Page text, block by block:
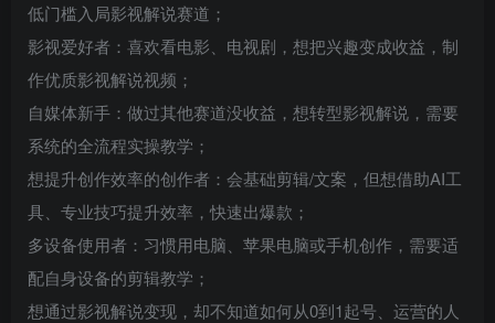
低门槛入局影视解说赛道；
影视爱好者：喜欢看电影、电视剧，想把兴趣变成收益，制
作优质影视解说视频；
自媒体新手：做过其他赛道没收益，想转型影视解说，需要
系统的全流程实操教学；
想提升创作效率的创作者：会基础剪辑/文案，但想借助AI工
具、专业技巧提升效率，快速出爆款；
多设备使用者：习惯用电脑、苹果电脑或手机创作，需要适
配自身设备的剪辑教学；
想通过影视解说变现，却不知道如何从0到1起号、运营的人